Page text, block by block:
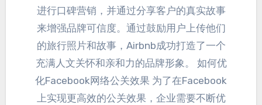
进行口碑营销 ， 并通过分享客户的真实故事
来增强品牌可信度。 通过鼓励用户上传他们
的旅行照片和故事 ， Airbnb成功打造了一个
充满人文关怀和亲和力的品牌形象。 如何优
化Facebook网络公关效果 为了在Facebook
上实现更高效的公关效果 ， 企业需要不断优